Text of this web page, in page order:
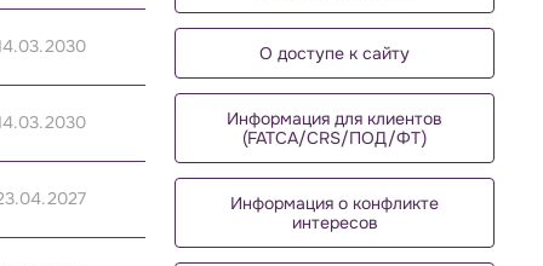
О доступе к сайту
Информация для клиентов
(FATCA/CRS/ПОД/ФТ)
Информация о конфликте
интересов